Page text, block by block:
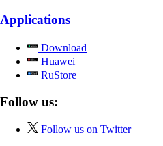
Applications
Download
Huawei
RuStore
Follow us:
Follow us on Twitter